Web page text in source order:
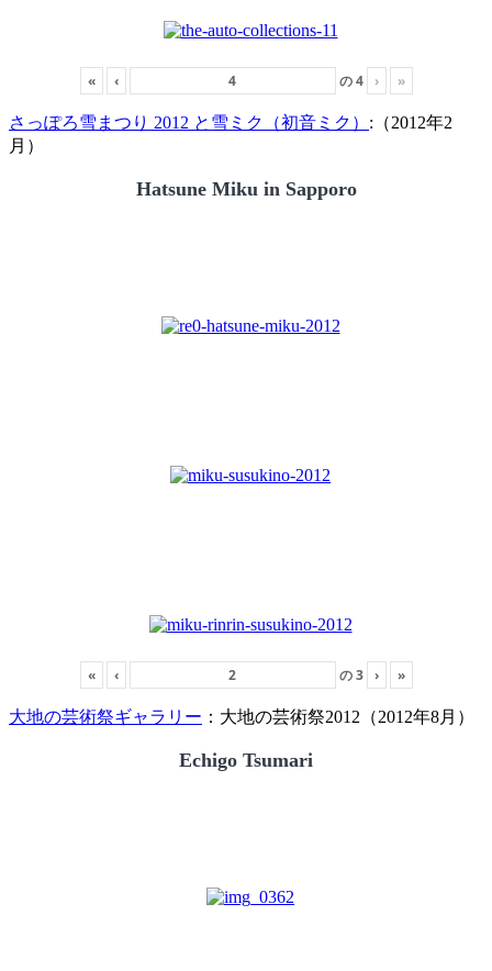
« ‹ の4 › »
さっぽろ雪まつり 2012 と雪ミク（初音ミク） :（2012年2
月）
Hatsune Miku in Sapporo
« ‹ の3 › »
大地の芸術祭ギャラリー ：大地の芸術祭2012（2012年8月）
Echigo Tsumari